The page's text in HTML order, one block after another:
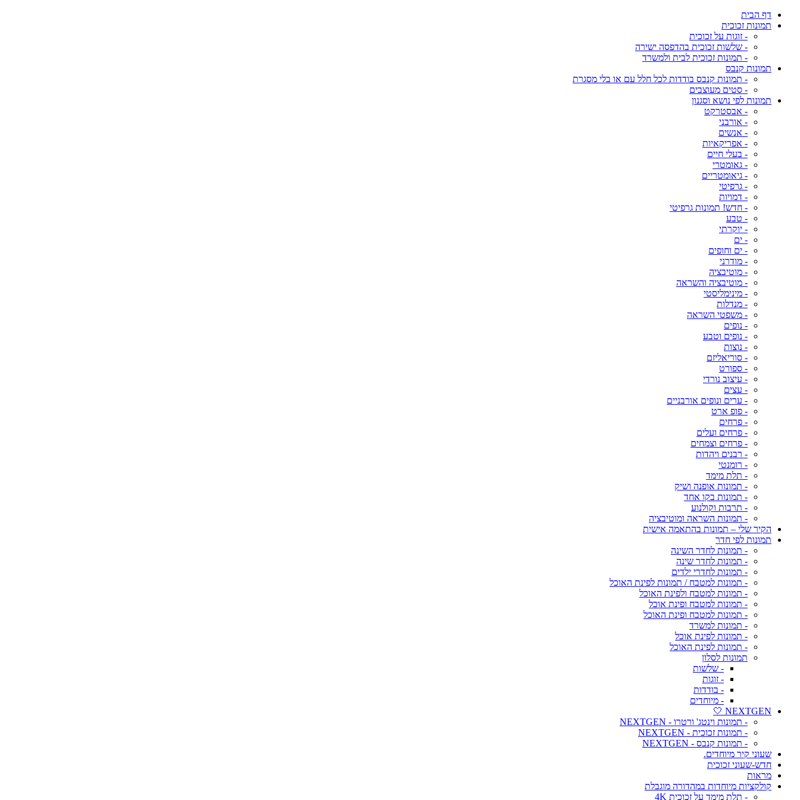
דף הבית
תמונות זכוכית
- זוגות על זכוכית
- שלשות זכוכית בהדפסה ישירה
- תמונות זכוכית לבית ולמשרד
תמונות קנבס
- תמונות קנבס בודדות לכל חלל עם או בלי מסגרת
- סטים מעוצבים
תמונות לפי נושא וסגנון
- אבסטרקט
- אורבני
- אנשים
- אפריקאיות
- בעלי חיים
- גאומטרי
- גיאומטריים
- גרפיטי
- דמויות
- חדש! תמונות גרפיטי
- טבע
- יוקרתי
- ים
- ים וחופים
- מודרני
- מוטיבציה
- מוטיבציה והשראה
- מינימליסטי
- מנדלות
- משפטי השראה
- נופים
- נופים וטבע
- נוצות
- סוריאליזם
- ספורט
- עיצוב נורדי
- עצים
- ערים ונופים אורבניים
- פופ ארט
- פרחים
- פרחים ועלים
- פרחים וצמחים
- רבנים ויהדות
- רומנטי
- תלת מימד
- תמונות אופנה ושיק
- תמונות בקו אחד
- תרבות וקולנוע
- תמונות השראה ומוטיבציה
הקיר שלי – תמונות בהתאמה אישית
תמונות לפי חדר
- תמונות לחדר השינה
- תמונות לחדר שינה
- תמונות לחדרי ילדים
- תמונות למטבח / תמונות לפינת האוכל
- תמונות למטבח ולפינת האוכל
- תמונות למטבח ופינת אוכל
- תמונות למטבח ופינת האוכל
- תמונות למשרד
- תמונות לפינת אוכל
- תמונות לפינת האוכל
תמונות לסלון
- שלשות
- זוגות
- בודדות
- מיוחדים
NEXTGEN 🤍
- תמונות וינטג' ורטרו - NEXTGEN
- תמונות זכוכית - NEXTGEN
- תמונות קנבס - NEXTGEN
שעוני קיר מיוחדים.
חדש-שעוני זכוכית
מראות
קולקציות מיוחדות במהדורה מוגבלת
- תלת מימד על זכוכית 4K